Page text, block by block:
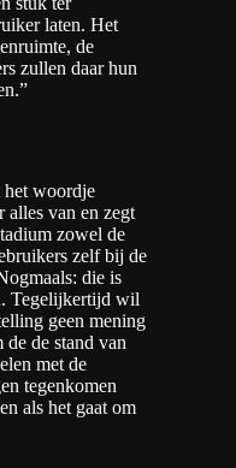
laten. Het
de
zullen daar hun
het woordje
alles van en zegt
zowel de
zelf bij de
die is
Tegelijkertijd wil
geen mening
de stand van
met de
tegenkomen
als het gaat om